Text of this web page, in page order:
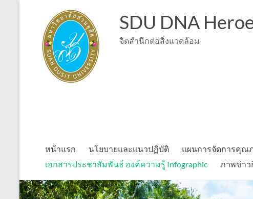
content
SDU DNA
จิตสำนึกต่อสิ่งแวดล้อม
หน้าแรก นโยบายและแนวปฏิบัติ แผนการจัดการคุณ
เอกสารประชาสัมพันธ์ องค์ความรู้ Infographic
ภาพข่าว